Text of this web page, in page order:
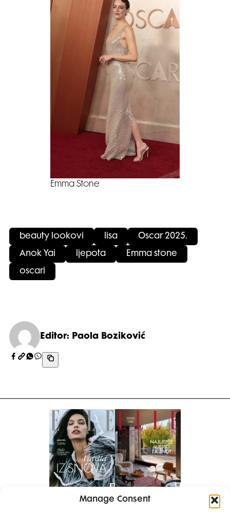
Manage Consent
Emma Stone
beauty lookovi lisa Oscar 2025.
Anok Yai ljepota Emma stone
oscari
Editor: Paola Boziković
Pretplati se na časopis